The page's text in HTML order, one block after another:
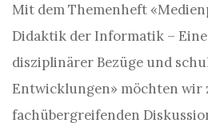
Mit dem Themenheft
Didaktik der Informatik –
disziplinärer Bezüge und
Entwicklungen» möchten wir
fachübergreifenden